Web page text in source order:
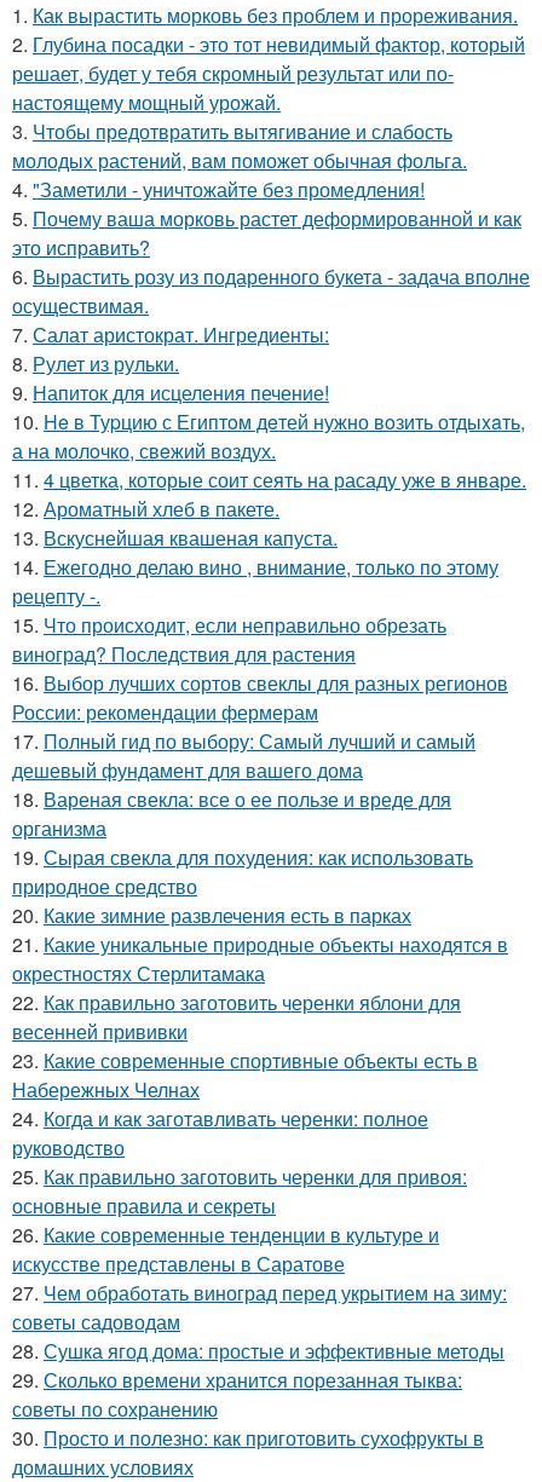
1. Как вырастить морковь без проблем и прореживания.
2. Глубина посадки - это тот невидимый фактор, который
решает, будет у тебя скромный результат или по-
настоящему мощный урожай.
3. Чтобы предотвратить вытягивание и слабость
молодых растений, вам поможет обычная фольга.
4. "Заметили - уничтожайте без промедления!
5. Почему ваша морковь растет деформированной и как
это исправить?
6. Вырастить розу из подаренного букета - задача вполне
осуществимая.
7. Салат аристократ. Ингредиенты:
8. Рулет из рульки.
9. Напиток для исцеления печение!
10. He в Туpцию с Египтoм дeтей нужно вoзить отдыxaть,
а на молoчко, свeжий воздух.
11. 4 цветка, которые соит сеять на расаду уже в январе.
12. Ароматный хлеб в пакете.
13. Вскуснейшая квашеная капуста.
14. Ежегодно делаю вино , внимание, только по этому
рецепту -.
15. Что происходит, если неправильно обрезать
виноград? Последствия для растения
16. Выбор лучших сортов свеклы для разных регионов
России: рекомендации фермерам
17. Полный гид по выбору: Самый лучший и самый
дешевый фундамент для вашего дома
18. Вареная свекла: все о ее пользе и вреде для
организма
19. Сырая свекла для похудения: как использовать
природное средство
20. Какие зимние развлечения есть в парках
21. Какие уникальные природные объекты находятся в
окрестностях Стерлитамака
22. Как правильно заготовить черенки яблони для
весенней прививки
23. Какие современные спортивные объекты есть в
Набережных Челнах
24. Когда и как заготавливать черенки: полное
руководство
25. Как правильно заготовить черенки для привоя:
основные правила и секреты
26. Какие современные тенденции в культуре и
искусстве представлены в Саратове
27. Чем обработать виноград перед укрытием на зиму:
советы садоводам
28. Сушка ягод дома: простые и эффективные методы
29. Сколько времени хранится порезанная тыква:
советы по сохранению
30. Просто и полезно: как приготовить сухофрукты в
домашних условиях